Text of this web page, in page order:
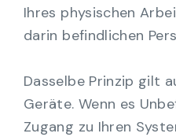
Ihres physischen
darin befindlichen
Dasselbe Prinzip gilt
Geräte. Wenn es
Zugang zu Ihren